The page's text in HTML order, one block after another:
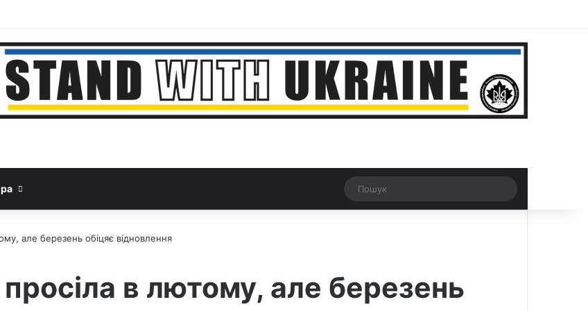
Google News
Threads
Рандомна новина
Switch skin
але березень обіцяє відновлення
в лютому, але березень